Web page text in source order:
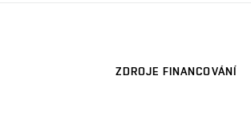
ZDROJE FINANCOVÁNÍ